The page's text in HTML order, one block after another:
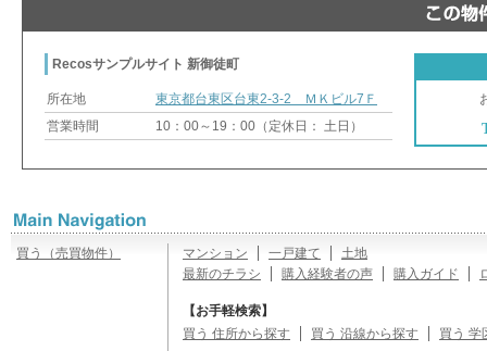
Recosサンプルサイト 新御徒町
所在地
東京都台東区台東2-3-2 ＭＫビル7Ｆ
営業時間
10：00～19：00（定休日： 土日）
買う（売買物件） マンション 一戸建て
土地
最新のチラシ
購入経験者の声 購入ガイド
【お手軽検索】
買う 住所から探す
買う 沿線から探す 買う 学